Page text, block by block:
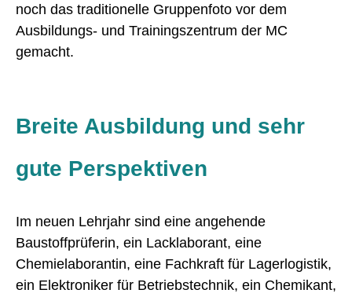
noch das traditionelle Gruppenfoto vor dem
Ausbildungs- und Trainingszentrum der MC
gemacht.
Breite Ausbildung und sehr
gute Perspektiven
Im neuen Lehrjahr sind eine angehende
Baustoffprüferin, ein Lacklaborant, eine
Chemielaborantin, eine Fachkraft für Lagerlogistik,
ein Elektroniker für Betriebstechnik, ein Chemikant,